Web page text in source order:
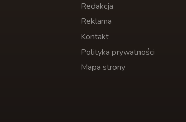
Redakcja
Reklama
Kontakt
Polityka prywatności
Mapa strony